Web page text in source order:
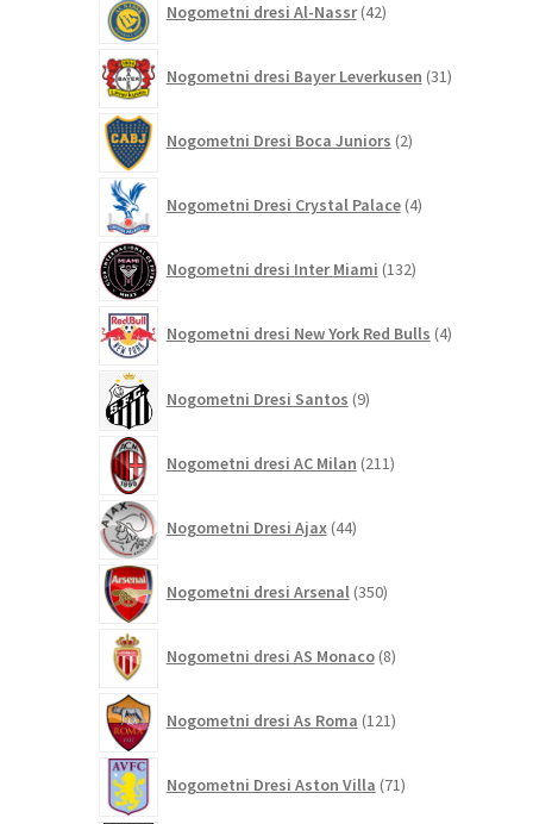
Nogometni dresi Al-Nassr 42izdelkov
Nogometni dresi Bayer Leverkusen 31izdelkov
Nogometni Dresi Boca Juniors 2izdelka
Nogometni Dresi Crystal Palace 4izdelki
Nogometni dresi Inter Miami 132izdelkov
Nogometni dresi New York Red Bulls 4izdelki
Nogometni Dresi Santos 9izdelkov
Nogometni dresi AC Milan 211izdelkov
Nogometni Dresi Ajax 44izdelkov
Nogometni dresi Arsenal 350izdelkov
Nogometni dresi AS Monaco 8izdelkov
Nogometni dresi As Roma 121izdelkov
Nogometni Dresi Aston Villa 71izdelkov